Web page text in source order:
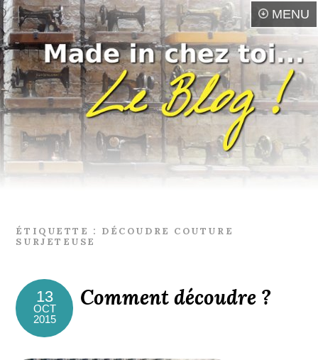
MENU
ÉTIQUETTE : DÉCOUDRE COUTURE
SURJETEUSE
13
OCT
2015
Comment découdre ?